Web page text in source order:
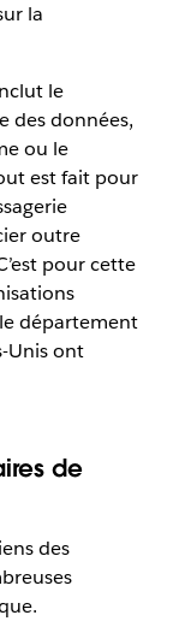
la
le
des données,
ou le
est fait pour
outre
pour cette
département
Unis ont
de
des